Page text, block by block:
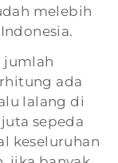
melebih
jumlah
ada
lalang di
sepeda
keseluruhan